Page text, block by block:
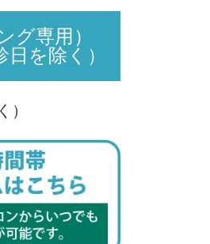
グ専用）
を除く）